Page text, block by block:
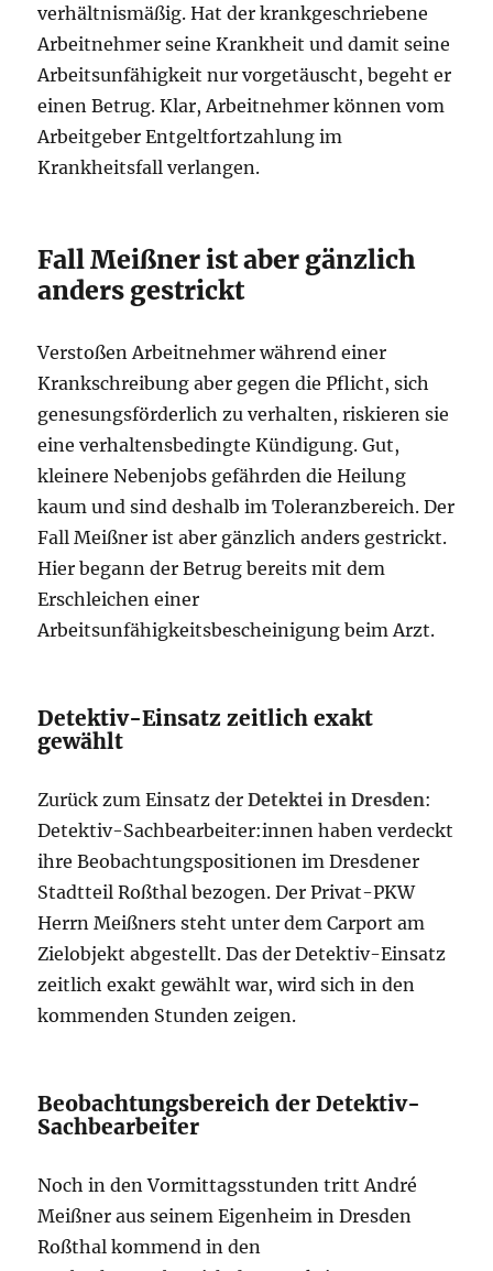
verhältnismäßig. Hat der krankgeschriebene
Arbeitnehmer seine Krankheit und damit seine
Arbeitsunfähigkeit nur vorgetäuscht, begeht er
einen Betrug. Klar, Arbeitnehmer können vom
Arbeitgeber Entgeltfortzahlung im
Krankheitsfall verlangen.
Fall Meißner ist aber gänzlich
anders gestrickt
Verstoßen Arbeitnehmer während einer
Krankschreibung aber gegen die Pflicht, sich
genesungsförderlich zu verhalten, riskieren sie
eine verhaltensbedingte Kündigung. Gut,
kleinere Nebenjobs gefährden die Heilung
kaum und sind deshalb im Toleranzbereich. Der
Fall Meißner ist aber gänzlich anders gestrickt.
Hier begann der Betrug bereits mit dem
Erschleichen einer
Arbeitsunfähigkeitsbescheinigung beim Arzt.
Detektiv-Einsatz zeitlich exakt
gewählt
Zurück zum Einsatz derDetektei in Dresden:
Detektiv-Sachbearbeiter:innen haben verdeckt
ihre Beobachtungspositionen im Dresdener
Stadtteil Roßthal bezogen. Der Privat-PKW
Herrn Meißners steht unter dem Carport am
Zielobjekt abgestellt. Das der Detektiv-Einsatz
zeitlich exakt gewählt war, wird sich in den
kommenden Stunden zeigen.
Beobachtungsbereich der Detektiv-
Sachbearbeiter
Noch in den Vormittagsstunden tritt André
Meißner aus seinem Eigenheim in Dresden
Roßthal kommend in den